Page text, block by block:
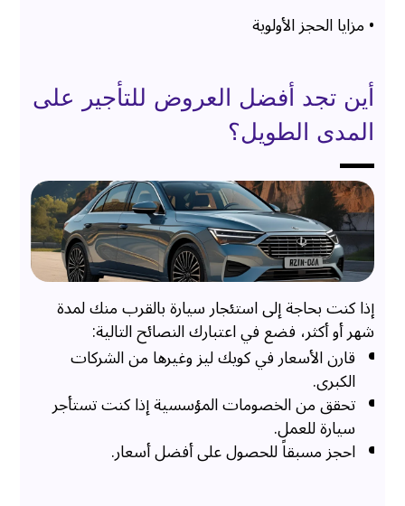
• مزايا الحجز الأولوية
أين تجد أفضل العروض للتأجير على
المدى الطويل؟
إذا كنت بحاجة إلى استئجار سيارة بالقرب منك لمدة
شهر أو أكثر، فضع في اعتبارك النصائح التالية:
قارن الأسعار في كويك ليز وغيرها من الشركات
الكبرى.
تحقق من الخصومات المؤسسية إذا كنت تستأجر
سيارة للعمل.
احجز مسبقاً للحصول على أفضل أسعار.